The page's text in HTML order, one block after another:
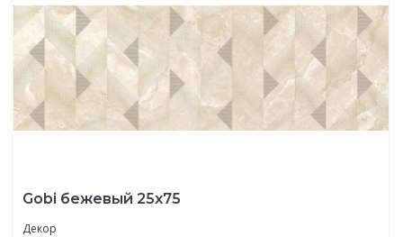
Gobi бежевый 25х75
Декор